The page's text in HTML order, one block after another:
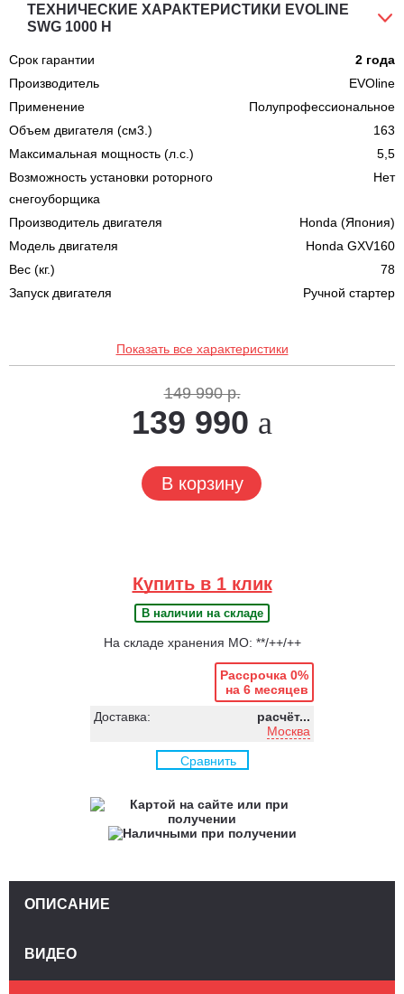
ТЕХНИЧЕСКИЕ ХАРАКТЕРИСТИКИ EVOLINE
SWG 1000 H
Срок гарантии
2 года
Производитель
EVOline
Применение
Полупрофессиональное
Объем двигателя (см3.)
163
Максимальная мощность (л.с.)
5,5
Возможность установки роторного
снегоуборщика
Нет
Производитель двигателя
Honda (Япония)
Модель двигателя
Honda GXV160
Вес (кг.)
78
Запуск двигателя
Ручной стартер
Показать все характеристики
149 990 р.
139 990
В корзину
Купить в 1 клик
В наличии на складе
На складе хранения МО: **/++/++
Рассрочка 0%
на 6 месяцев
Доставка:
расчёт...
Москва
Сравнить
ОПИСАНИЕ
ВИДЕО